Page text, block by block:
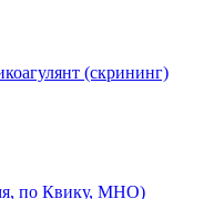
(скрининг)
по Квику, МНО)